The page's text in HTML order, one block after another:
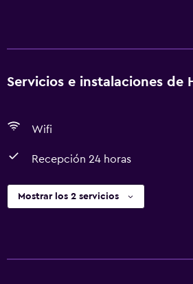
Servicios e instalaciones de
Wifi
Recepción 24 horas
Mostrar los 2 servicios